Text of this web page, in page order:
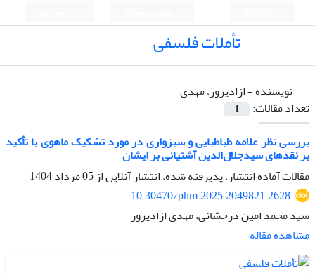
تأملات فلسفی
نویسنده =ازادپرور، مهدی
تعداد مقالات:
1
بررسی نظر علامه طباطبایی و سبزواری در مورد تشکیک ماهوی با تأکید
بر نقدهای سید‌جلال‌الدین آشتیانی بر ایشان
مقالات آماده انتشار، پذیرفته شده، انتشار آنلاین از05 مرداد 1404
10.30470/phm.2025.2049821.2628
سید محمد امین درخشانی، مهدی ازادپرور
مشاهده مقاله